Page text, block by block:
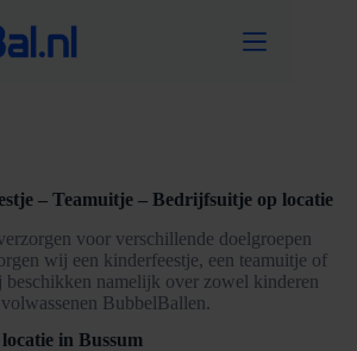
– Teamuitje – Bedrijfsuitje op locatie
voor verschillende doelgroepen
wij een kinderfeestje, een teamuitje of
beschikken namelijk over zowel kinderen
BubbelBallen.
in Bussum